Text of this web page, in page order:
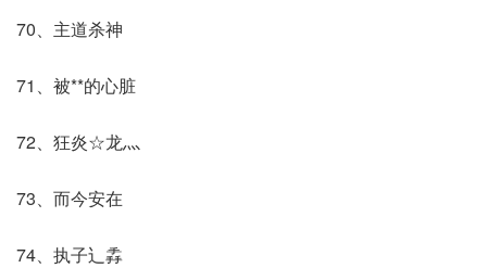
70、主道杀神
71、被**的心脏
72、狂炎☆龙灬
73、而今安在
74、执子辶掱